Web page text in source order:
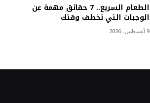
الطعام السريع.. 7 حقائق مهمة عن
الوجبات التي تخطف وقتك
9 أغسطس، 2026